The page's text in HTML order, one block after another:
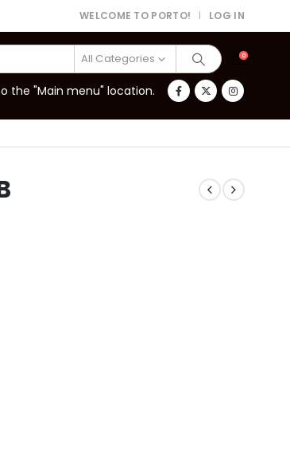
WELCOME TO PORTO! | LOG IN
All Categories 0
the "Main menu" location.